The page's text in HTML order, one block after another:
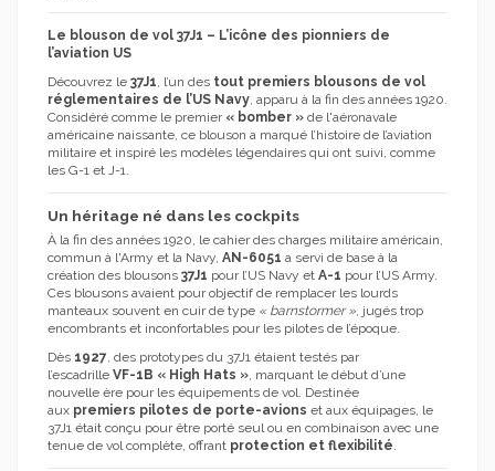
(2 avis)
Le blouson de vol 37J1 – L’icône des pionniers de
l’aviation US
Découvrez le 37J1, l’un des tout premiers blousons de vol
réglementaires de l’US Navy, apparu à la fin des années 1920.
Considéré comme le premier« bomber » de l'aéronavale
américaine naissante, ce blouson a marqué l’histoire de l’aviation
militaire et inspiré les modèles légendaires qui ont suivi, comme
les G-1 et J-1.
Un héritage né dans les cockpits
À la fin des années 1920, le cahier des charges militaire américain,
commun à l'Army et la Navy, AN-6051 a servi de base à la
création des blousons 37J1 pour l’US Navy et A-1 pour l’US Army.
Ces blousons avaient pour objectif de remplacer les lourds
manteaux souvent en cuir de type « barnstormer », jugés trop
encombrants et inconfortables pour les pilotes de l’époque.
Dès 1927 , des prototypes du 37J1 étaient testés par
l’escadrille VF-1B « High Hats » , marquant le début d’une
nouvelle ère pour les équipements de vol. Destinée
aux premiers pilotes de porte-avions et aux équipages, le
37J1 était conçu pour être porté seul ou en combinaison avec une
tenue de vol complète, offrant protection et flexibilité